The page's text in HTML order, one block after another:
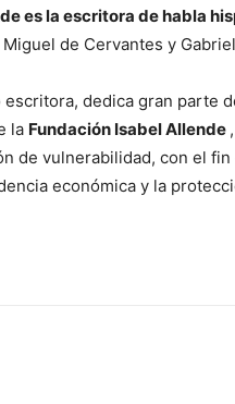
es la escritora de habla
de Cervan­tes y
dedica gran parte
la Fundación Isabel Allende
de vulnera­bilidad, con el
económica y la